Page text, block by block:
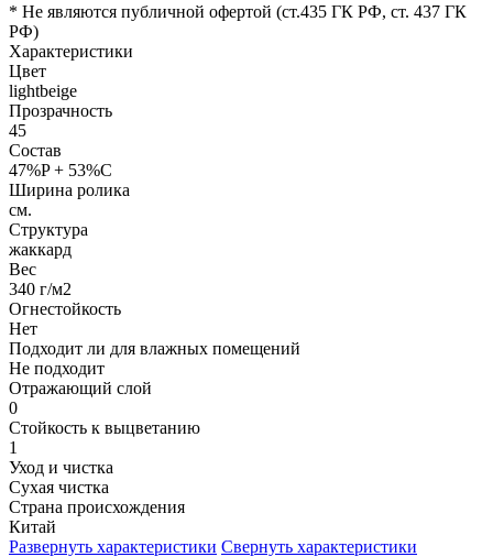
* Не являются публичной офертой (ст.435 ГК РФ, cт. 437 ГК
РФ)
Характеристики
Цвет
lightbeige
Прозрачность
45
Состав
47%P + 53%C
Ширина ролика
см.
Структура
жаккард
Вес
340 г/м2
Огнестойкость
Нет
Подходит ли для влажных помещений
Не подходит
Отражающий слой
0
Стойкость к выцветанию
1
Уход и чистка
Сухая чистка
Страна происхождения
Китай
Развернуть характеристики Свернуть характеристики